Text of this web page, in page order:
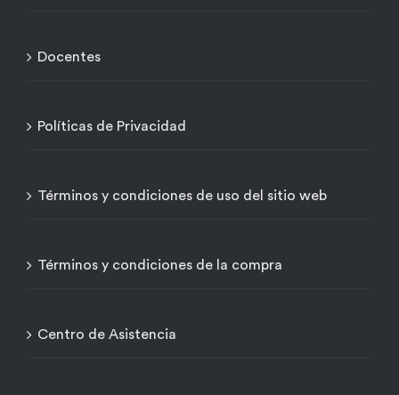
Docentes
Políticas de Privacidad
Términos y condiciones de uso del sitio web
Términos y condiciones de la compra
Centro de Asistencia